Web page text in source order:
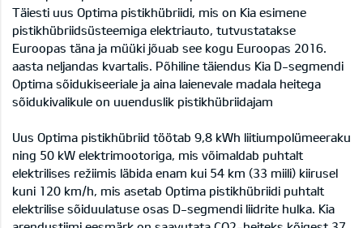
Täiesti uus Optima pistikhübriidi, mis on Kia esimene
pistikhübriidsüsteemiga elektriauto, tutvustatakse
Euroopas täna ja müüki jõuab see kogu Euroopas 2016.
aasta neljandas kvartalis. Põhiline täiendus Kia D-segmendi
Optima sõidukiseeriale ja aina laienevale madala heitega
sõidukivalikule on uuenduslik pistikhübriidajam
Uus Optima pistikhübriid töötab 9,8 kWh liitiumpolümeeraku
ning 50 kW elektrimootoriga, mis võimaldab puhtalt
elektrilises režiimis läbida enam kui 54 km (33 miili) kiirusel
kuni 120 km/h, mis asetab Optima pistikhübriidi puhtalt
elektrilise sõiduulatuse osas D-segmendi liidrite hulka. Kia